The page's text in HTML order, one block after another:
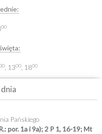
00
30 , 1300 , 1800
Pańskiego
por. 1a i 9a); 2 P 1, 16-19; Mt